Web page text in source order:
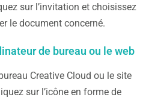
sur l’invitation et choisissez
le document concerné.
de bureau ou le web
Creative Cloud ou le site
sur l’icône en forme de